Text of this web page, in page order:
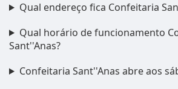
Qual endereço fica Confeitaria
Qual horário de funcionamento
Sant''Anas?
Confeitaria Sant''Anas abre aos